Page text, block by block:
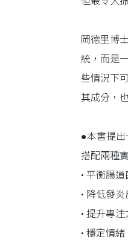
岡德里博
統，而是
些情況下
其成分，
●本書提出
搭配兩種
• 平衡腸
• 降低發
• 提升專
• 穩定情